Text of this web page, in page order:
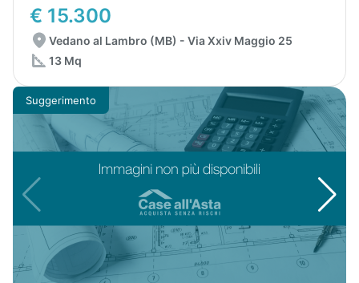
€ 15.300
Vedano al Lambro (MB) - Via Xxiv Maggio 25
13 Mq
Suggerimento